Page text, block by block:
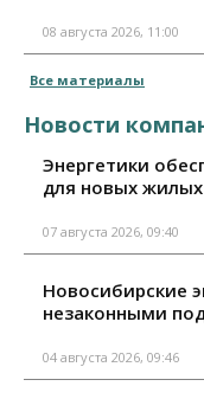
08 августа 2026, 11:00
Все материалы
Новости
Энергетики
для новых
07 августа 2026, 09:40
Новосибирские
незаконными
04 августа 2026, 09:46